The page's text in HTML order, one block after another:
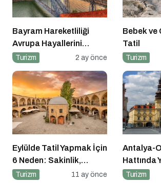
Bayram Hareketliliği
Avrupa Hayallerini
Tetikledi
Turizm 2 ay önce
Bebek
Tatil
Turizm
Eylülde Tatil Yapmak İçin
6 Neden: Sakinlik,
Ekonomi ve Keyif Bir
Turizm 11 ay önce
Antalya-
Hattında
Turizm